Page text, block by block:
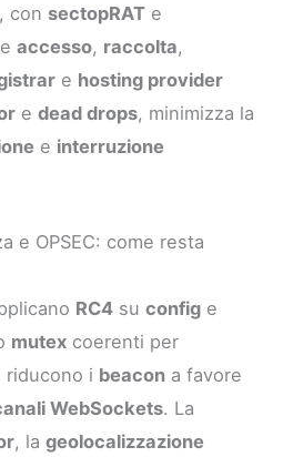
con sectopRAT e
accesso, raccolta,
e hosting provider
edead drops, minimizza la
e interruzione
e OPSEC: come resta
RC4 suconfig e
mutex coerenti per
riducono i beacon a favore
WebSockets. La
, lageolocalizzazione